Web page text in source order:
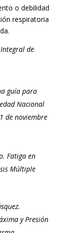
o debilidad
respiratoria
de
guía para
Nacional
de noviembre
Fatiga en
Múltiple
y Presión